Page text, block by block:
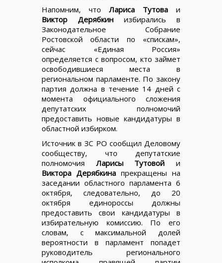
Напомним, что Лариса Тутова и
Виктор Дерябкин избирались в
Законодательное Собрание
Ростовской области по «спискам»,
сейчас «Единая Россия»
определяется с вопросом, кто займет
освободившиеся места в
региональном парламенте. По закону
партия должна в течение 14 дней с
момента официального сложения
депутатских полномочий
предоставить новые кандидатуры в
областной избирком.
Источник в ЗС РО сообщил Деловому
сообществу, что депутатские
полномочия Ларисы Тутовой и
Виктора Дерябкина прекращены на
заседании областного парламента 6
октября, следовательно, до 20
октября единороссы должны
предоставить свои кандидатуры в
избирательную комиссию. По его
словам, с максимальной долей
вероятности в парламент попадет
руководитель регионального